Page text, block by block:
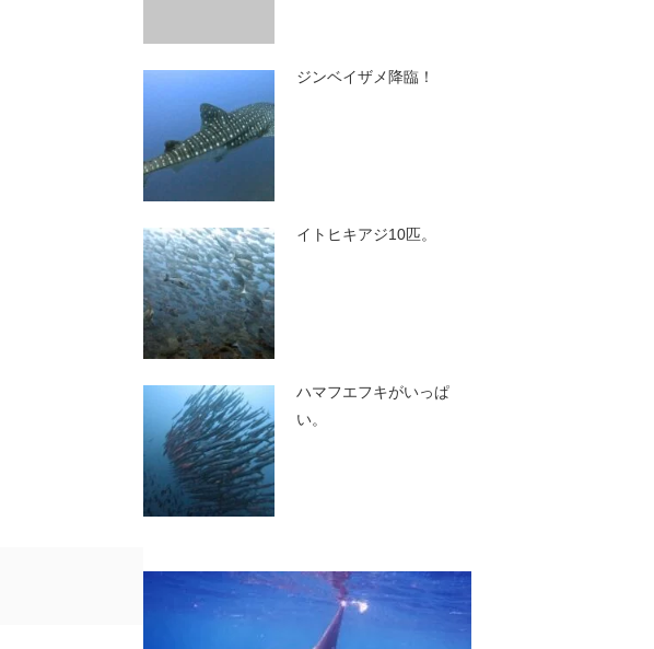
ジンベイザメ降臨！
イトヒキアジ10匹。
ハマフエフキがいっぱ
い。